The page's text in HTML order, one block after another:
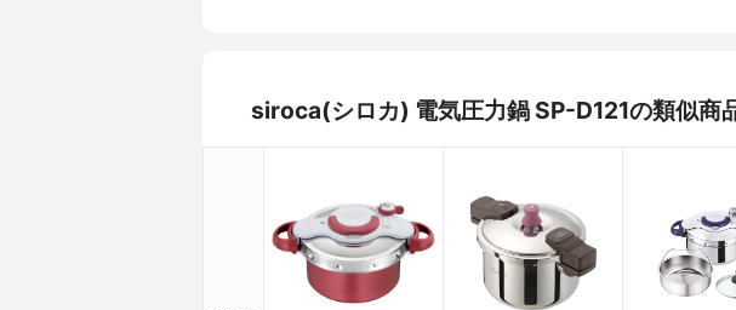
siroca(シロカ) 電気圧力鍋 SP-D121の類似商